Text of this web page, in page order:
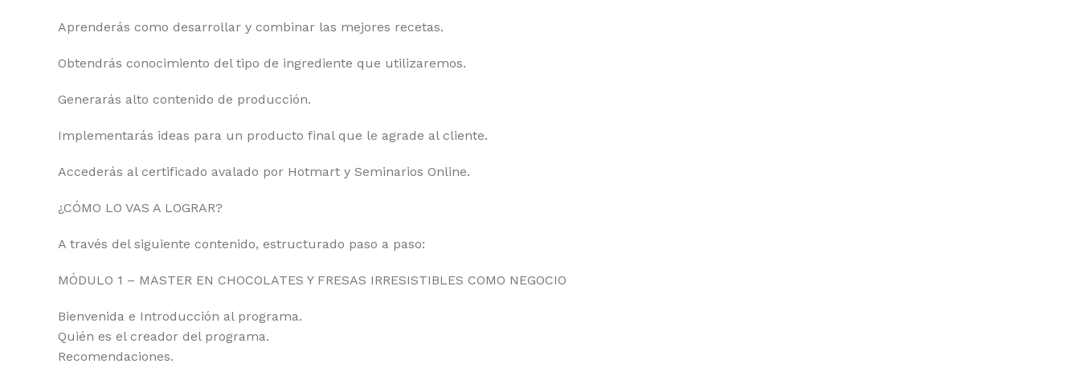
Aprenderás como desarrollar y combinar las mejores recetas.
Obtendrás conocimiento del tipo de ingrediente que utilizaremos.
Generarás alto contenido de producción.
Implementarás ideas para un producto final que le agrade al cliente.
Accederás al certificado avalado por Hotmart y Seminarios Online.
¿CÓMO LO VAS A LOGRAR?
A través del siguiente contenido, estructurado paso a paso:
MÓDULO 1 – MASTER EN CHOCOLATES Y FRESAS IRRESISTIBLES COMO NEGOCIO
Bienvenida e Introducción al programa.
Quién es el creador del programa.
Recomendaciones.